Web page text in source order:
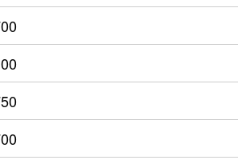
分 70m² 築23年